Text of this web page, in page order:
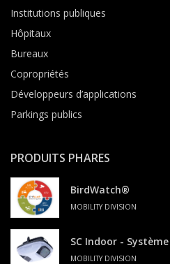
Institutions publiques
Hôpitaux
Bureaux
Copropriétés
Développeurs d’applications
Parkings publics
PRODUITS PHARES
BirdWatch®
MOBILITY DIVISION
SC Indoor -
MOBILITY DIVISION